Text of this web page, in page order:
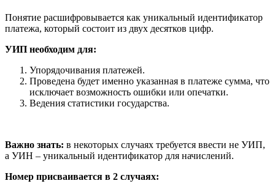
Понятие расшифровывается как уникальный идентификатор
платежа, который состоит из двух десятков цифр.
УИП необходим для:
Упорядочивания платежей.
Проведена будет именно указанная в платеже сумма, что
исключает возможность ошибки или опечатки.
Ведения статистики государства.
Важно знать: в некоторых случаях требуется ввести не УИП,
а УИН – уникальный идентификатор для начислений.
Номер присваивается в 2 случаях: